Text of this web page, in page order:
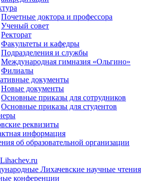
Почетные доктора и профессора
Ученый совет
Ректорат
Факультеты и кафедры
Подразделения и службы
Международная гимназия «Ольгино»
Филиалы
документы
Новые документы
Основные приказы для сотрудников
Основные приказы для студентов
реквизиты
информация
об образовательной организации
Лихачевские научные чтения
конференции